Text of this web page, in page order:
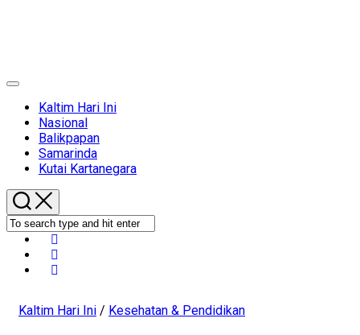
Expand
Current
Page
Parent
Kaltim Hari Ini
Nasional
Balikpapan
Samarinda
Kutai Kartanegara
Kaltim Hari Ini / Kesehatan & Pendidikan